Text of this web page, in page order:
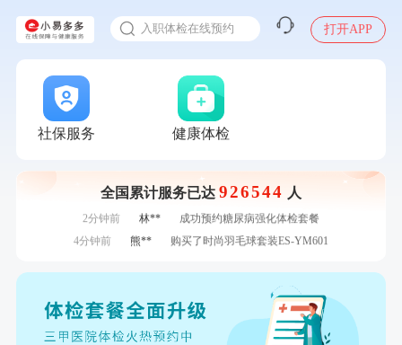
入职体检在线预约
打开APP
社保服务 健康体检
全国累计服务已达 926544 人
7分钟前 毛**
购买了汤臣倍健多维男士多种维生素矿物质片1.5g*60片*2
瓶
7分钟前 潘*
购买了美的1.5L电热水壶HJ1522
刚刚
赵**
成功预约青春体检卡（女）
成功预约青春体检卡（女）
成功预约了标准体检套餐（男）
刚刚
成功预约了标准体检套餐（男）
1分钟前
购买了汤臣倍健多维男士多种维生素矿物质片1.5g*60片*2
瓶
2分钟前 刘**
成功预约了入职体检套餐
2分钟前
林**
成功预约糖尿病强化体检套餐
4分钟前
熊**
购买了时尚羽毛球套装ES-YM601
成功预约了健康体检一档
6分钟前
叶**
成功预约了女性防癌筛查套餐
7分钟前
毛**
购买了汤臣倍健多维男士多种维生素矿物质片1.5g*60片*2